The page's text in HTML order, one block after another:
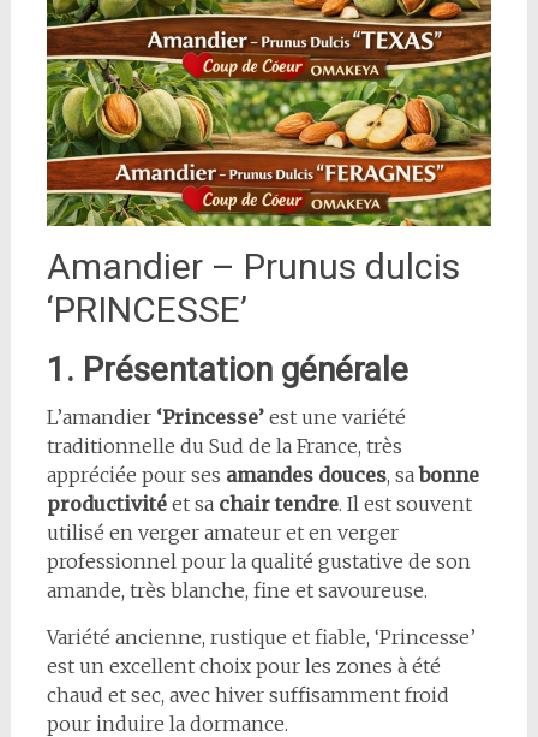
Amandier – Prunus dulcis
‘PRINCESSE’
1. Présentation générale
L’amandier ‘Princesse’est une variété
traditionnelle du Sud de la France, très
appréciée pour ses amandes douces, sabonne
productivitéet sa chair tendre. Il est souvent
utilisé en verger amateur et en verger
professionnel pour la qualité gustative de son
amande, très blanche, fine et savoureuse.
Variété ancienne, rustique et fiable, ‘Princesse’
est un excellent choix pour les zones à été
chaud et sec, avec hiver suffisamment froid
pour induire la dormance.